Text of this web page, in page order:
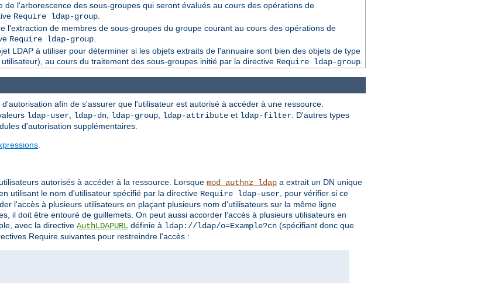
de l'arborescence des sous-groupes qui seront évalués au cours des opérations de
Require ldap-group.
l'extraction de membres de sous-groupes du groupe courant au cours des opérations de
Require ldap-group.
LDAP à utiliser pour déterminer si les objets extraits de l'annuaire sont bien des objets de type
au cours du traitement des sous-groupes initié par la directive Require ldap-group.
afin de s'assurer que l'utilisateur est autorisé à accéder à une ressource.
ldap-user, ldap-dn, ldap-group, ldap-attribute et ldap-filter. D'autres types
d'autorisation supplémentaires.
.
autorisés à accéder à la ressource. Lorsque mod_authnz_ldap a extrait un DN unique
utilisant le nom d'utilisateur spécifié par la directive Require ldap-user , pour vérifier si ce
l'accès à plusieurs utilisateurs en plaçant plusieurs nom d'utilisateurs sur la même ligne
il doit être entouré de guillemets. On peut aussi accorder l'accès à plusieurs utilisateurs en
avec la directive AuthLDAPURL définie à ldap://ldap/o=Example?cn (spécifiant donc que
Require suivantes pour restreindre l'accès :